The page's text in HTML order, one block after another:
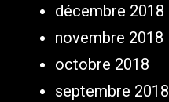
décembre 2018
novembre 2018
octobre 2018
septembre 2018